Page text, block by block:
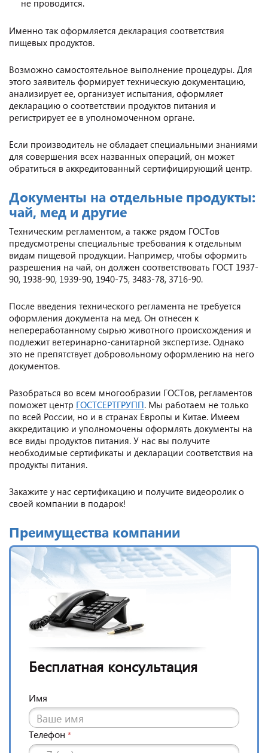
не проводится.
Именно так оформляется декларация соответствия
пищевых продуктов.
Возможно самостоятельное выполнение процедуры. Для
этого заявитель формирует техническую документацию,
анализирует ее, организует испытания, оформляет
декларацию о соответствии продуктов питания и
регистрирует ее в уполномоченном органе.
Если производитель не обладает специальными знаниями
для совершения всех названных операций, он может
обратиться в аккредитованный сертифицирующий центр.
Документы на отдельные продукты:
чай, мед и другие
Техническим регламентом, а также рядом ГОСТов
предусмотрены специальные требования к отдельным
видам пищевой продукции. Например, чтобы оформить
разрешения на чай, он должен соответствовать ГОСТ 1937-
90, 1938-90, 1939-90, 1940-75, 3483-78, 3716-90.
После введения технического регламента не требуется
оформления документа на мед. Он отнесен к
непереработанному сырью животного происхождения и
подлежит ветеринарно-санитарной экспертизе. Однако
это не препятствует добровольному оформлению на него
документов.
Разобраться во всем многообразии ГОСТов, регламентов
поможет центр ГОСТСЕРТГРУПП. Мы работаем не только
по всей России, но и в странах Европы и Китае. Имеем
аккредитацию и уполномочены оформлять документы на
все виды продуктов питания. У нас вы получите
необходимые сертификаты и декларации соответствия на
продукты питания.
Закажите у нас сертификацию и получите видеоролик о
своей компании в подарок!
Преимущества компании
Бесплатная консультация
Имя
Телефон *